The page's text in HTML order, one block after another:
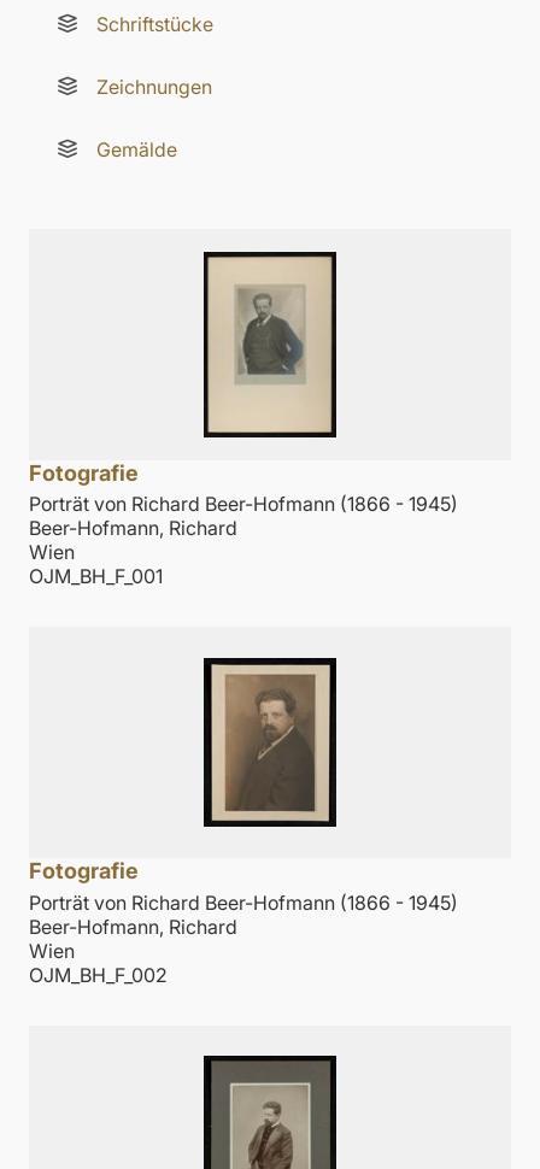
Schriftstücke
Zeichnungen
Gemälde
Fotografie
Porträt von Richard Beer-Hofmann (1866 - 1945)
Beer-Hofmann, Richard
Wien
OJM_BH_F_001
Fotografie
Porträt von Richard Beer-Hofmann (1866 - 1945)
Beer-Hofmann, Richard
Wien
OJM_BH_F_002